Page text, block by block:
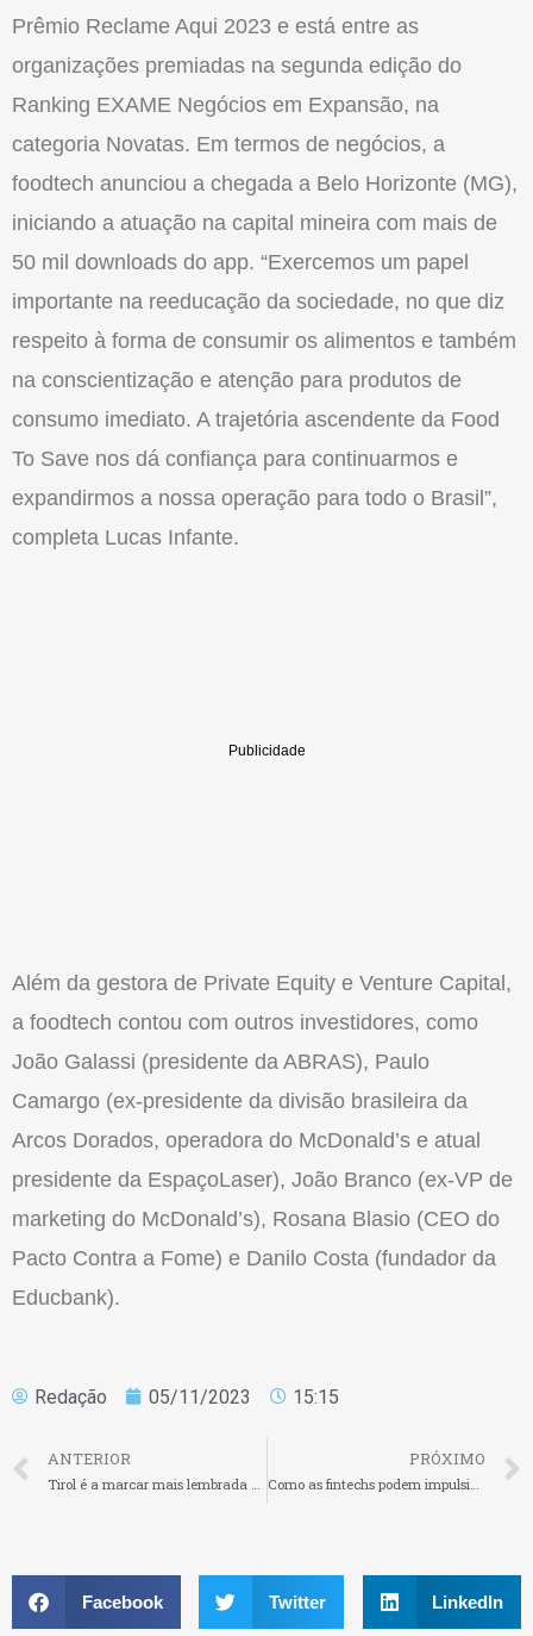
Prêmio Reclame Aqui 2023 e está entre as
organizações premiadas na segunda edição do
Ranking EXAME Negócios em Expansão, na
categoria Novatas. Em termos de negócios, a
foodtech anunciou a chegada a Belo Horizonte (MG),
iniciando a atuação na capital mineira com mais de
50 mil downloads do app. “Exercemos um papel
importante na reeducação da sociedade, no que diz
respeito à forma de consumir os alimentos e também
na conscientização e atenção para produtos de
consumo imediato. A trajetória ascendente da Food
To Save nos dá confiança para continuarmos e
expandirmos a nossa operação para todo o Brasil”,
completa Lucas Infante.
Além da gestora de Private Equity e Venture Capital,
a foodtech contou com outros investidores, como
João Galassi (presidente da ABRAS), Paulo
Camargo (ex-presidente da divisão brasileira da
Arcos Dorados, operadora do McDonald’s e atual
presidente da EspaçoLaser), João Branco (ex-VP de
marketing do McDonald’s), Rosana Blasio (CEO do
Pacto Contra a Fome) e Danilo Costa (fundador da
Educbank).
Redação 05/11/2023 15:15
ANTERIOR PRÓXIMO
Facebook Twitter LinkedIn